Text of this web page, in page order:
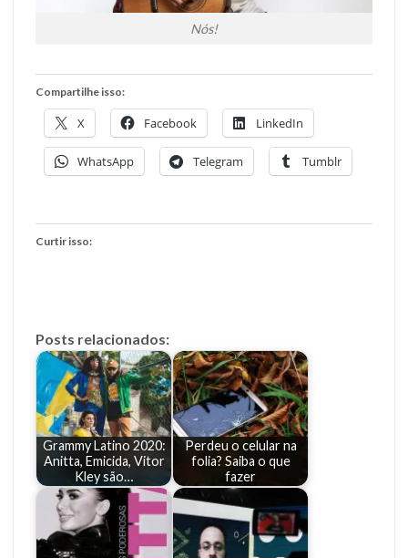
Nós!
Compartilhe isso:
X Facebook LinkedIn
WhatsApp Telegram Tumblr
Curtir isso:
Posts relacionados:
Grammy Latino 2020:
Anitta, Emicida, Vitor
Kley são…
Perdeu o celular na
folia? Saiba o que
fazer